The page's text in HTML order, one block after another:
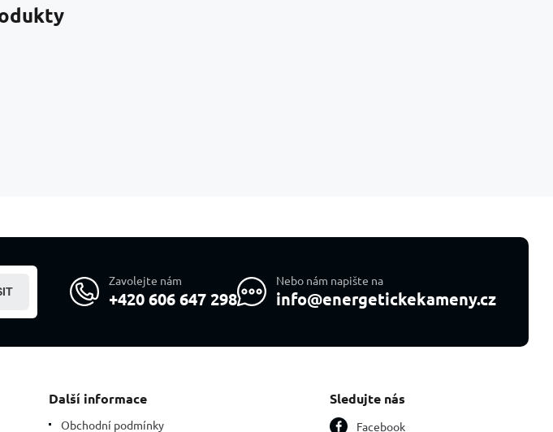
Zavolejte nám
+420 606 647 298
Nebo nám napište na
info@energetickekameny.cz
Další informace
Obchodní podmínky
Sledujte nás
Facebook